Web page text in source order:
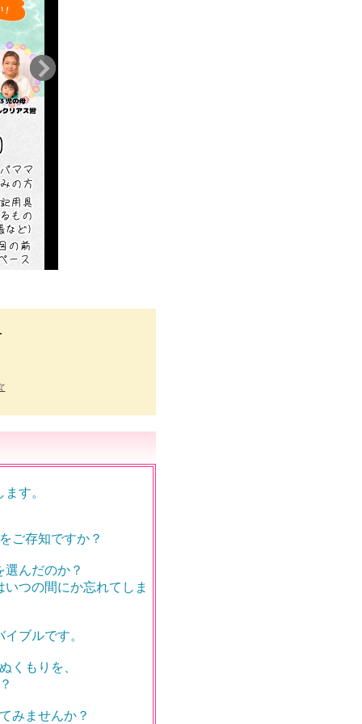
す。
ご存知ですか？
んだのか？
つの間にか忘れてしま
ブルです。
くもりを、
みませんか？